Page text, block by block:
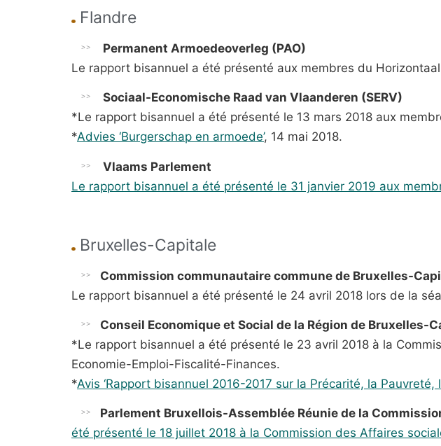
Flandre
Permanent Armoedeoverleg (PAO)
Le rapport bisannuel a été présenté aux membres du
Sociaal-Economische Raad van Vlaanderen (SERV)
*Le rapport bisannuel a été présenté le 13 mars 2018 aux
*Advies ‘Burgerschap en armoede’, 14 mai 2018.
Vlaams Parlement
Le rapport bisannuel a été présenté le 31 janvier 2019 aux
Bruxelles-Capitale
Commission communautaire commune de Bruxelles-
Le rapport bisannuel a été présenté le 24 avril 2018 lors de la
Conseil Economique et Social de la Région de Bruxelles-
*Le rapport bisannuel a été présenté le 23 avril 2018 à la
Economie-Emploi-Fiscalité-Finances.
*Avis ‘Rapport bisannuel 2016-2017 sur la Précarité, la Pauvreté,
Parlement Bruxellois-Assemblée Réunie de la
été présenté le 18 juillet 2018 à la Commission des Affaires